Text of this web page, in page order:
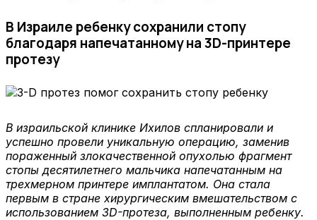
В Израиле ребенку сохранили стопу
благодаря напечатанному на 3D-принтере
протезу
В израильской клинике Ихилов спланировали и
успешно провели уникальную операцию, заменив
пораженный злокачественной опухолью фрагмент
стопы десятилетнего мальчика напечатанным на
трехмерном принтере имплантатом. Она стала
первым в стране хирургическим вмешательством с
использованием 3D-протеза, выполненным ребенку.